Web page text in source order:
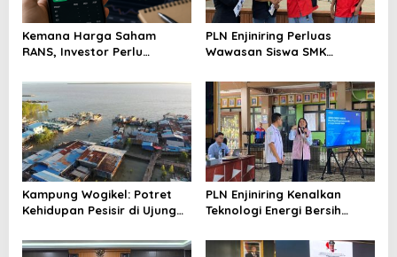
Kemana Harga Saham
RANS, Investor Perlu
Menghindari Spekulasi
Berlebihan
PLN Enjiniring Perluas
Wawasan Siswa SMK
Perubahan Iklim
Kampung Wogikel: Potret
Kehidupan Pesisir di Ujung
Bertahan di Tengah
PLN Enjiniring Kenalkan
Teknologi Energi Bersih